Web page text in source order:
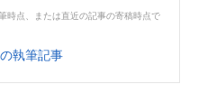
時点、または直近の記事の寄稿時点で
執筆記事